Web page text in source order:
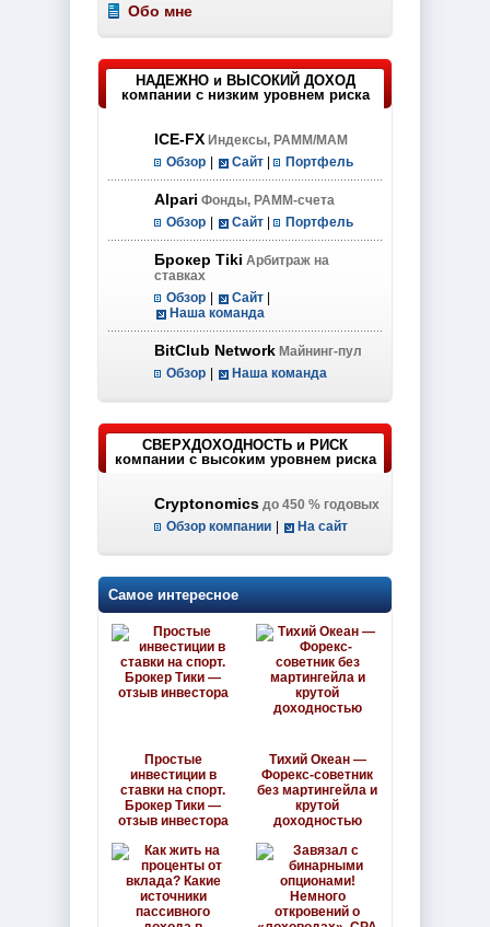
Обо мне
НАДЕЖНО и ВЫСОКИЙ ДОХОД
компании с низким уровнем риска
ICE-FX Индексы, PAMM/MAM
Обзор Сайт Портфель
Alpari Фонды, PAMM-счета
Обзор Сайт Портфель
Брокер Tiki Арбитраж на
ставках
Обзор Сайт
Наша команда
BitClub Network Майнинг-пул
Обзор Наша команда
СВЕРХДОХОДНОСТЬ и РИСК
компании с высоким уровнем риска
Cryptonomics до 450 % годовых
Обзор компании На сайт
Самое интересное
Простые
инвестиции в
ставки на спорт.
Брокер Тики —
отзыв инвестора
Тихий Океан —
Форекс-советник
без мартингейла и
крутой
доходностью